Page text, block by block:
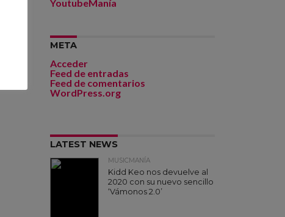
YoutubeManía
META
Acceder
Feed de entradas
Feed de comentarios
WordPress.org
LATEST NEWS
MUSICMANÍA
Kidd Keo nos devuelve al
2020 con su nuevo sencillo
‘Vámonos 2.0’